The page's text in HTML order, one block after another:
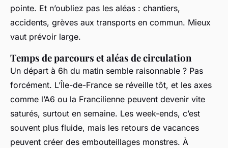
pointe. Et n’oubliez pas les aléas : chantiers,
accidents, grèves aux transports en commun. Mieux
vaut prévoir large.
Temps de parcours et aléas de circulation
Un départ à 6h du matin semble raisonnable ? Pas
forcément. L’Île-de-France se réveille tôt, et les axes
comme l’A6 ou la Francilienne peuvent devenir vite
saturés, surtout en semaine. Les week-ends, c’est
souvent plus fluide, mais les retours de vacances
peuvent créer des embouteillages monstres. À